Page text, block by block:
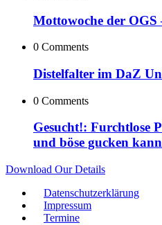
Mottowoche der OGS
0 Comments
Distelfalter im DaZ
0 Comments
Gesucht!: Furchtlose
und böse gucken
Download Our Details
Datenschutzerklärung
Impressum
Termine